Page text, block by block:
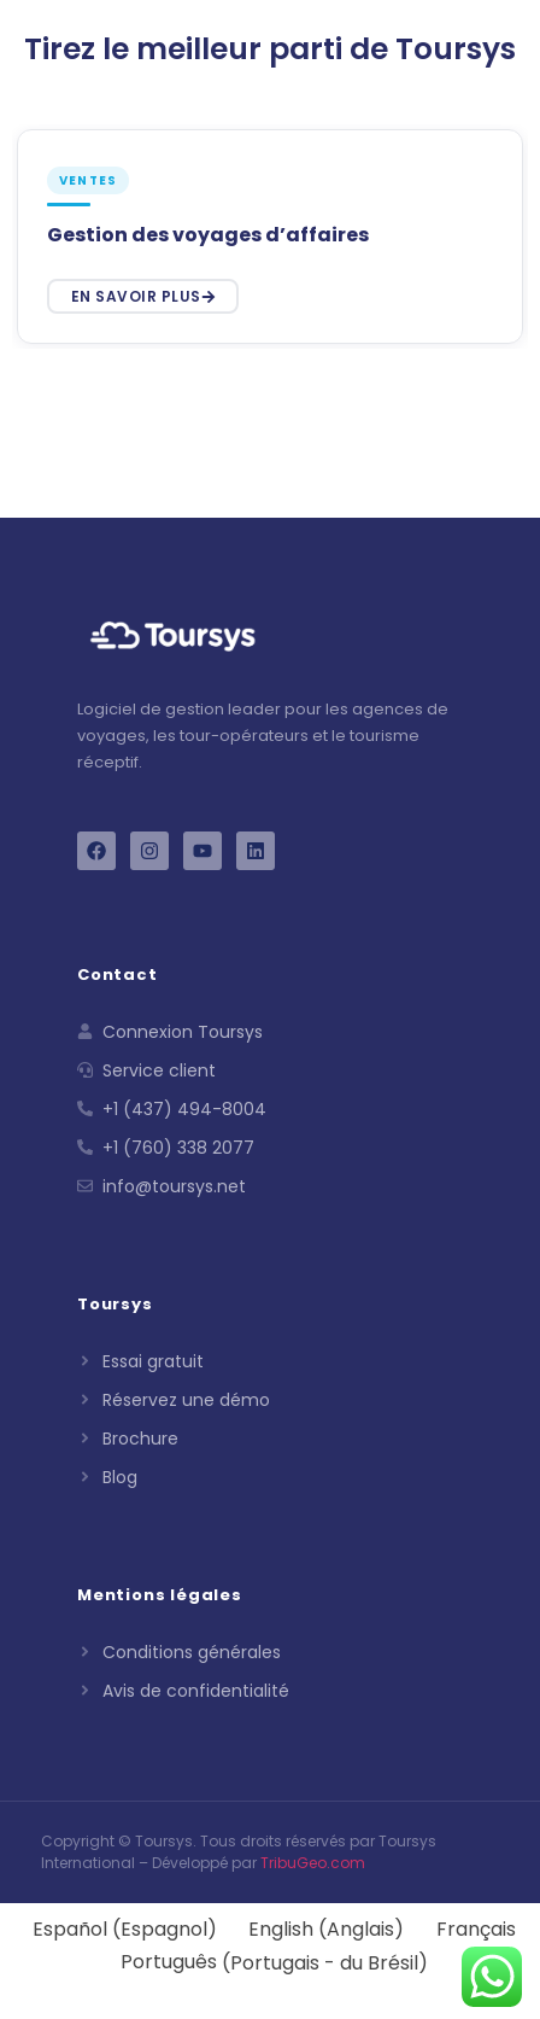
Tirez le meilleur parti de Toursys
VENTES
Gestion des voyages d’affaires
EN SAVOIR PLUS
Logiciel de gestion leader pour les agences de
voyages, les tour-opérateurs et le tourisme
réceptif.
Contact
Connexion Toursys
Service client
+1 (437) 494-8004
+1 (760) 338 2077
info@toursys.net
Toursys
Essai gratuit
Réservez une démo
Brochure
Blog
Mentions légales
Conditions générales
Avis de confidentialité
Copyright © Toursys. Tous droits réservés par Toursys
International – Développé parTribuGeo.com
Español(Espagnol) English (Anglais)
Français
Português (Portugais - du Brésil)